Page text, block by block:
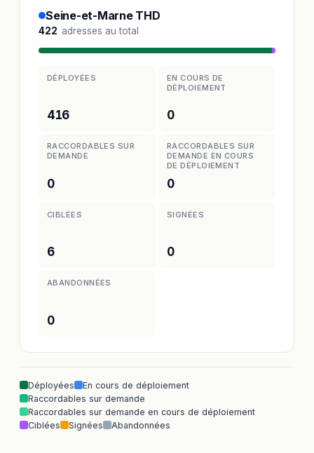
Seine-et-Marne THD
422 adresses au total
DÉPLOYÉES
416
EN COURS DE
DÉPLOIEMENT
0
RACCORDABLES SUR
DEMANDE
0
RACCORDABLES SUR
DEMANDE EN COURS
DE DÉPLOIEMENT
0
CIBLÉES
6
SIGNÉES
0
ABANDONNÉES
0
Déployées
En cours de déploiement
Raccordables sur demande
Raccordables sur demande en cours de déploiement
Ciblées
Signées Abandonnées